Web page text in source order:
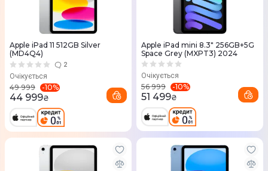
Apple iPad 11 512GB Silver
(MD4Q4)
2
Очікується
49 999 -10%
44 999₴
Apple iPad mini 8.3" 256GB+5G
Space Grey (MXPT3) 2024
Очікується
56 999 -10%
51 499₴